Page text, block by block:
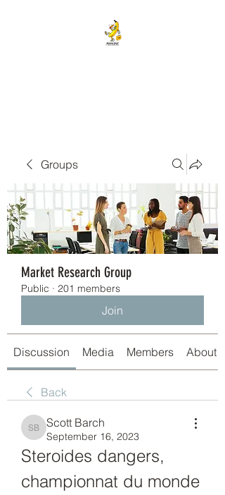
Groups
Market Research Group
Public · 201 members
Join
Discussion Media Members About
Back
Scott Barch
Scott Barch
September 16, 2023
Steroides dangers,
championnat du monde